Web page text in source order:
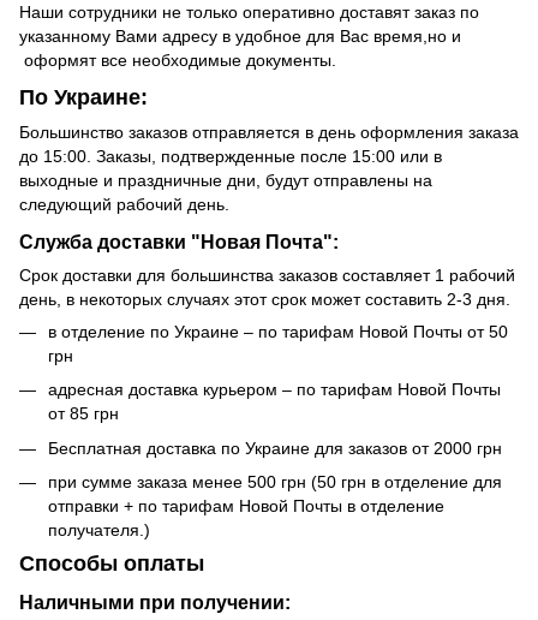
Наши сотрудники не только оперативно доставят заказ по
указанному Вами адресу в удобное для Вас время,но и
оформят все необходимые документы.
По Украине:
Большинство заказов отправляется в день оформления заказа
до 15:00. Заказы, подтвержденные после 15:00 или в
выходные и праздничные дни, будут отправлены на
следующий рабочий день.
Служба доставки "Новая Почта":
Срок доставки для большинства заказов составляет 1 рабочий
день, в некоторых случаях этот срок может составить 2-3 дня.
в отделение по Украине – по тарифам Новой Почты от 50
грн
адресная доставка курьером – по тарифам Новой Почты
от 85 грн
Бесплатная доставка по Украине для заказов от 2000 грн
при сумме заказа менее 500 грн (50 грн в отделение для
отправки + по тарифам Новой Почты в отделение
получателя.)
Способы оплаты
Наличными при получении: